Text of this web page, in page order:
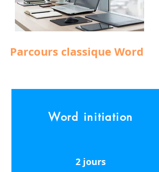
Parcours classique Word
Word initiation
2 jours